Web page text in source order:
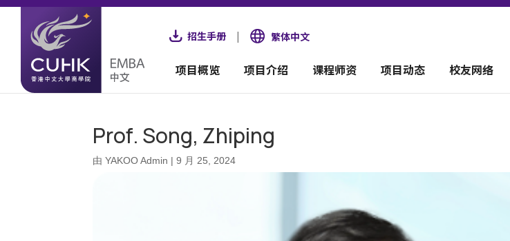
招生手册 | 繁体中文
项目概览 项目介绍 课程师资 项目动态 校友网络
Prof. Song, Zhiping
由YAKOO Admin |9 月 25, 2024